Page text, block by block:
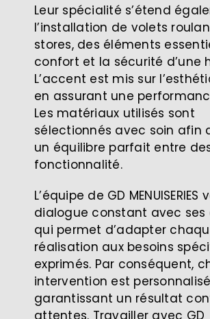
Leur spécialité s’étend
l’installation de volets
stores, des éléments
confort et la sécurité d’une
L’accent est mis sur
en assurant une
Les matériaux utilisés sont
sélectionnés avec soin afin
un équilibre parfait entre
fonctionnalité.
L’équipe de GD
dialogue constant avec ses
qui permet d’adapter
réalisation aux besoins
exprimés. Par conséquent,
intervention est
garantissant un résultat
attentes. Travailler avec GD